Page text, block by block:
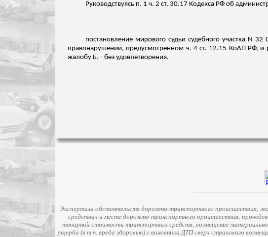
Руководствуясь п. 1 ч. 2 ст. 30.17 Кодекса РФ об
постановление мирового судьи судебного участка N
правонарушении, предусмотренном ч. 4 ст. 12.15 КоАП РФ, и
жалобу Б. - без удовлетворения.
Экспертиза обстоятельств дорожно-транспортного происшествия;
средствах и месте дорожно-транспортного происшествия;
товарной стоимости транспортных средств; возмещение
ущерба (в т.ч. вреда здоровью) с виновника ДТП сверх страхового